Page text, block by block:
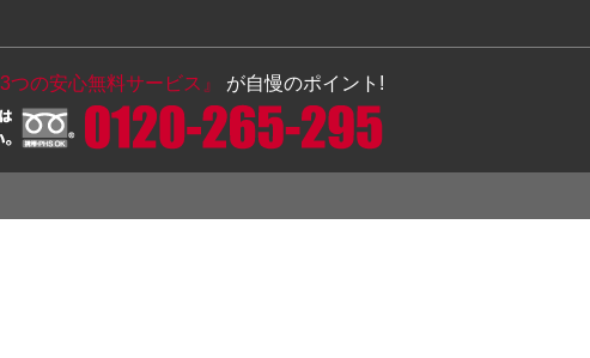
3つの安心無料サービス』 が自慢のポイント!